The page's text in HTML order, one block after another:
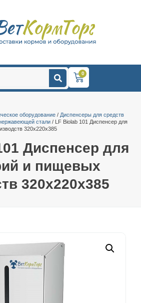
0
оборудование / Диспенсеры для средств
стали / LF Biolab 101 Диспенсер для
320х220х385
Диспенсер для
и пищевых
320х220х385